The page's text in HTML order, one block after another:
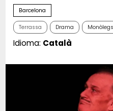
Barcelona
Terrassa Drama
Idioma: Català